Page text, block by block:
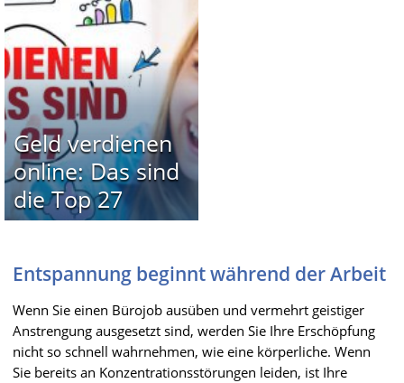
Geld verdienen
online: Das sind
die Top 27
Entspannung beginnt während der Arbeit
Wenn Sie einen Bürojob ausüben und vermehrt geistiger
Anstrengung ausgesetzt sind, werden Sie Ihre Erschöpfung
nicht so schnell wahrnehmen, wie eine körperliche. Wenn
Sie bereits an Konzentrationsstörungen leiden, ist Ihre